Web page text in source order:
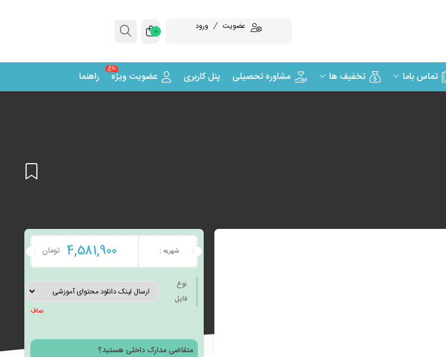
عضویت ورود 0
تماس باما تخفیف ها مشاوره تحصیلی پنل کاربری عضویت ویژه
داغ
راهنما
به
شهریه : 4,581,900 تومان
نوع
فایل
صاف
متقاضی مدارک داخلی هستید؟